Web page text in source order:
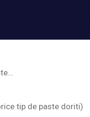
tip de paste doriti)